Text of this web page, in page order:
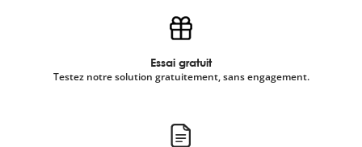
Essai gratuit
Testez notre solution gratuitement, sans engagement.